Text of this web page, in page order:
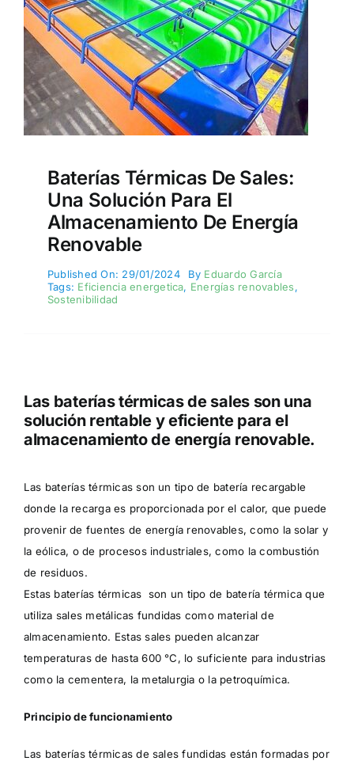
Baterías Térmicas De Sales:
Una Solución Para El
Almacenamiento De Energía
Renovable
Published On: 29/01/2024 By Eduardo García
Tags: Eficiencia energetica, Energías renovables,
Sostenibilidad
Las baterías térmicas de sales son una
solución rentable y eficiente para el
almacenamiento de energía renovable.
Las baterías térmicas son un tipo de batería recargable
donde la recarga es proporcionada por el calor, que puede
provenir de fuentes de energía renovables, como la solar y
la eólica, o de procesos industriales, como la combustión
de residuos.
Estas baterías térmicas son un tipo de batería térmica que
utiliza sales metálicas fundidas como material de
almacenamiento. Estas sales pueden alcanzar
temperaturas de hasta 600 °C, lo suficiente para industrias
como la cementera, la metalurgia o la petroquímica.
Principio de funcionamiento
Las baterías térmicas de sales fundidas están formadas por